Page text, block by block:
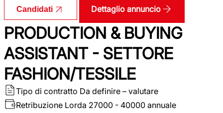
Candidati Dettaglio annuncio
PRODUCTION & BUYING
ASSISTANT - SETTORE
FASHION/TESSILE
Tipo di contratto Da definire – valutare
Retribuzione Lorda 27000 - 40000 annuale